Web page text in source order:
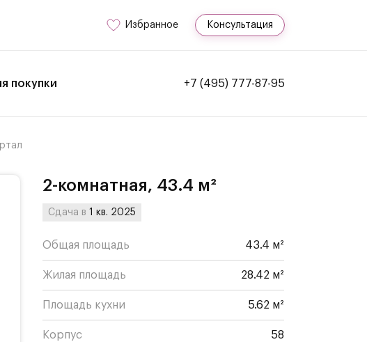
Избранное Консультация
покупки +7 (495) 777-87-95
2-комнатная, 43.4 м²
Сдача в1 кв. 2025
Общая площадь 43.4 м²
Жилая площадь 28.42 м²
Площадь кухни 5.62 м²
Корпус 58